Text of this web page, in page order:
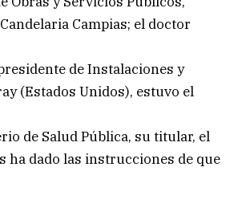
Campias; el doctor
de Instalaciones y
(Estados Unidos), estuvo el
de Salud Pública, su titular, el
ha dado las instrucciones de que